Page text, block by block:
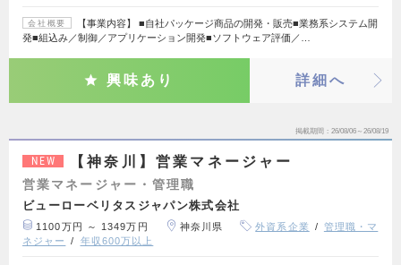
会社概要
【事業内容】 ■自社パッケージ商品の開発・販売■業務系システム開
発■組込み／制御／アプリケーション開発■ソフトウェア評価／…
興味あり 詳細へ
掲載期間 26/08/06～26/08/19
NEW 【神奈川】営業マネージャー
営業マネージャー・管理職
ビューローベリタスジャパン株式会社
1100万円 ～ 1349万円 神奈川県 外資系企業
管理職・マ
ネジャー
年収600万以上